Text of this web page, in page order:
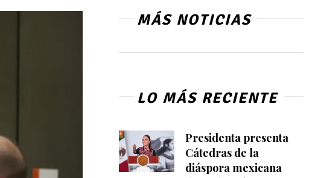
MÁS NOTICIAS
LO MÁS RECIENTE
Presidenta presenta
Cátedras de la
diáspora mexicana